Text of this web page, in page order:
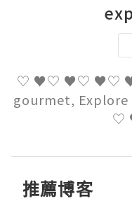
♡ ♥♡ ♥♡ ♥♡
gourmet,
♡
推薦博客